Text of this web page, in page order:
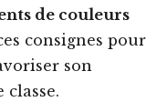
de couleurs
consignes pour
son